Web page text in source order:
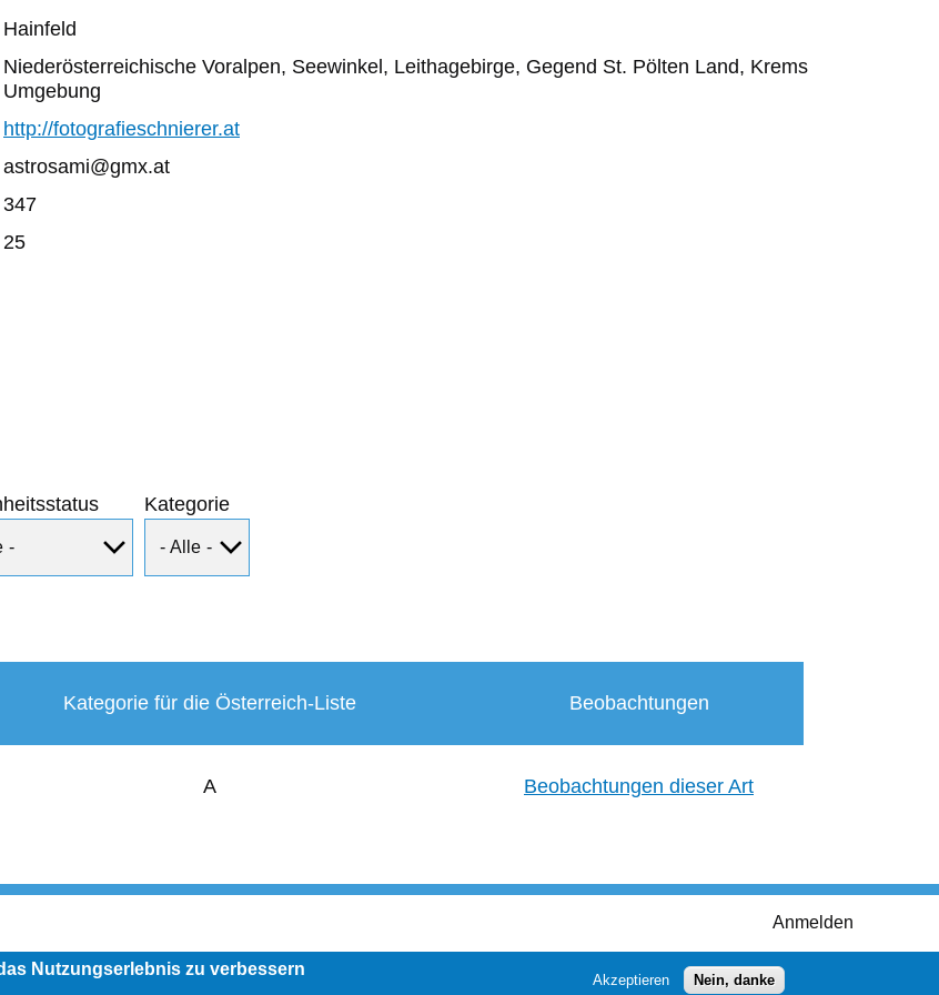
Hainfeld
Niederösterreichische Voralpen, Seewinkel, Leithagebirge, Gegend St. Pölten Land, Krems
Umgebung
http://fotografieschnierer.at
astrosami@gmx.at
347
25
Kategorie
Kategorie für die Österreich-Liste Beobachtungen
A Beobachtungen dieser Art
account
menu
Anmelden
Nutzungserlebnis zu verbessern
Akzeptieren Nein, danke